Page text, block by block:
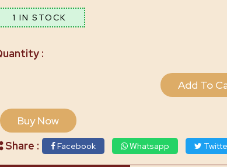
1 IN STOCK
Add To
Buy Now
Share :
Facebook Whatsapp